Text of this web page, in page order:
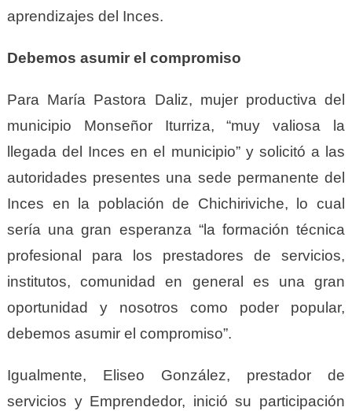
aprendizajes del Inces.
Debemos asumir el compromiso
Para María Pastora Daliz, mujer productiva del
municipio Monseñor Iturriza, “muy valiosa la
llegada del Inces en el municipio” y solicitó a las
autoridades presentes una sede permanente del
Inces en la población de Chichiriviche, lo cual
sería una gran esperanza “la formación técnica
profesional para los prestadores de servicios,
institutos, comunidad en general es una gran
oportunidad y nosotros como poder popular,
debemos asumir el compromiso”.
Igualmente, Eliseo González, prestador de
servicios y Emprendedor, inició su participación